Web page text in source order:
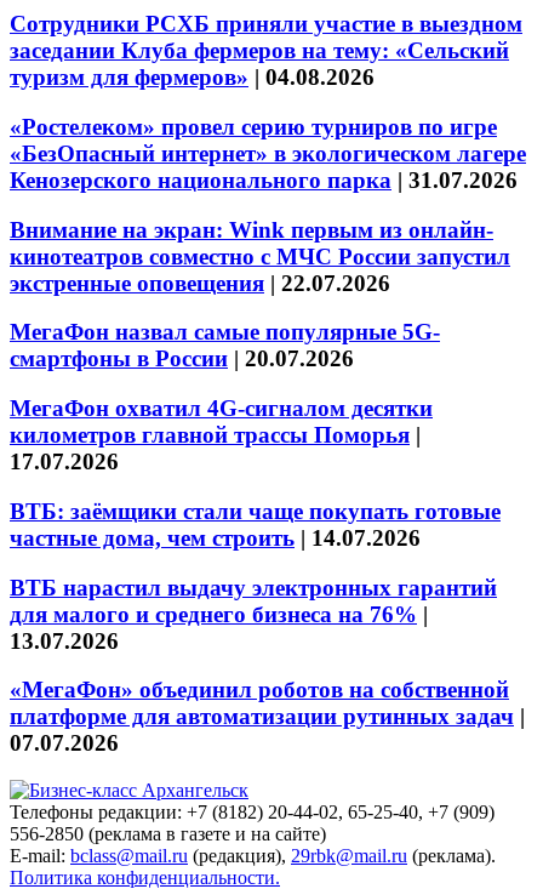
Сотрудники РСХБ приняли участие в выездном
заседании Клуба фермеров на тему: «Сельский
туризм для фермеров» | 04.08.2026
«Ростелеком» провел серию турниров по игре
«БезОпасный интернет» в экологическом лагере
Кенозерского национального парка | 31.07.2026
Внимание на экран: Wink первым из онлайн-
кинотеатров совместно с МЧС России запустил
экстренные оповещения | 22.07.2026
МегаФон назвал самые популярные 5G-
смартфоны в России | 20.07.2026
МегаФон охватил 4G-сигналом десятки
километров главной трассы Поморья |
17.07.2026
ВТБ: заёмщики стали чаще покупать готовые
частные дома, чем строить | 14.07.2026
ВТБ нарастил выдачу электронных гарантий
для малого и среднего бизнеса на 76% |
13.07.2026
«МегаФон» объединил роботов на собственной
платформе для автоматизации рутинных задач |
07.07.2026
Телефоны редакции: +7 (8182) 20-44-02, 65-25-40, +7 (909)
556-2850 (реклама в газете и на сайте)
E-mail: bclass@mail.ru (редакция), 29rbk@mail.ru (реклама).
Политика конфиденциальности.